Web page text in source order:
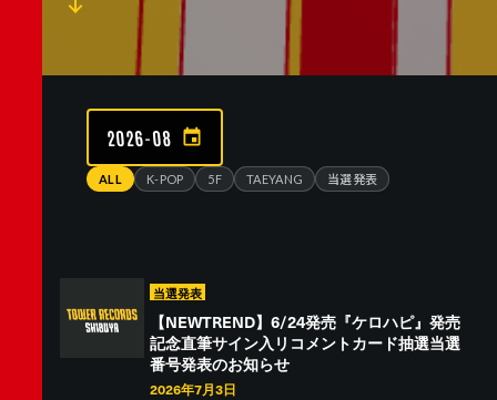
2026-08
ALL K-POP 5F TAEYANG 当選発表
当選発表
【NEWTREND】6/24発売『ケロハピ』発売
記念直筆サイン入リコメントカード抽選当選
番号発表のお知らせ
2026年7月3日